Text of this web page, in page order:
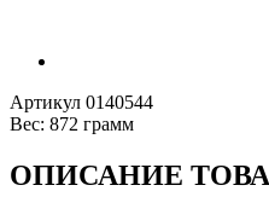
Артикул 0140544
Вес: 872 грамм
ОПИСАНИЕ